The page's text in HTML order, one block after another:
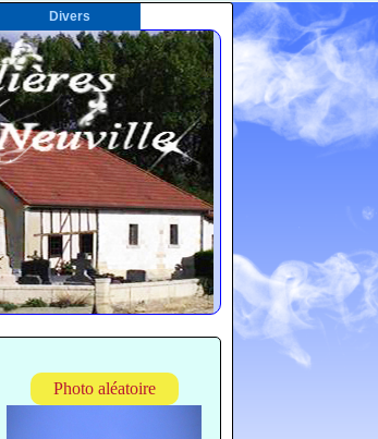
Divers
Photo aléatoire